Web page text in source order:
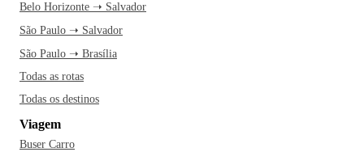
Belo Horizonte ➝ Salvador
São Paulo ➝ Salvador
São Paulo ➝ Brasília
Todas as rotas
Todas os destinos
Viagem
Buser Carro